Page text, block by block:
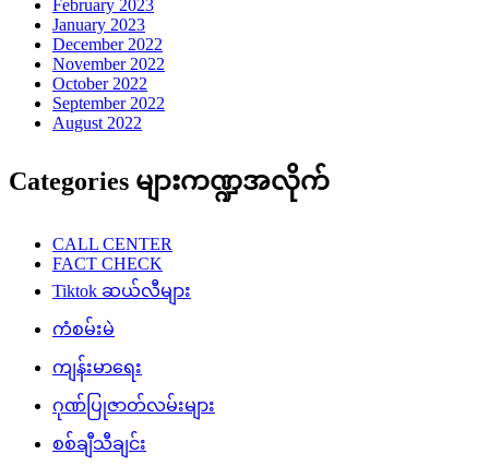
February 2023
January 2023
December 2022
November 2022
October 2022
September 2022
August 2022
Categories များကဏ္ဍအလိုက်
CALL CENTER
FACT CHECK
Tiktok ဆယ်လီများ
ကံစမ်းမဲ
ကျန်းမာရေး
ဂုဏ်ပြုဇာတ်လမ်းများ
စစ်ချီသီချင်း